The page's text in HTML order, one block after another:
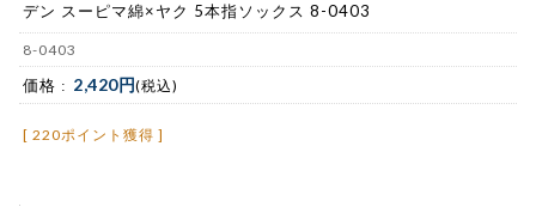
デン スーピマ綿×ヤク 5本指ソックス 8-0403
8-0403
価格 : 2,420円(税込)
[ 220ポイント獲得 ]